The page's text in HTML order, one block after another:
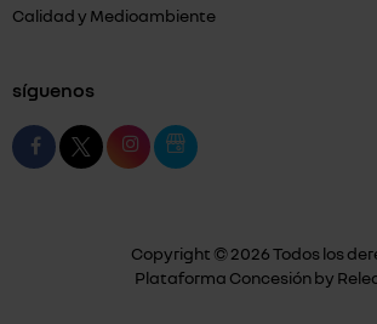
Calidad y Medioambiente
síguenos
Copyright © 2026 Todos los
Plataforma Concesión by